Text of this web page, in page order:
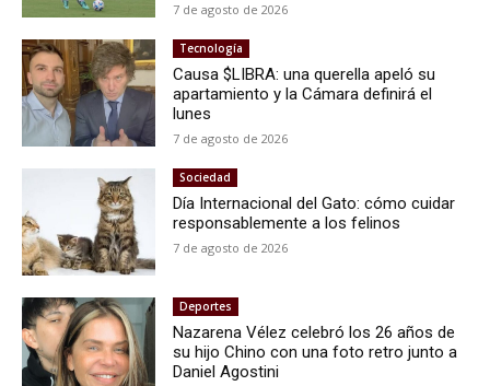
7 de agosto de 2026
Tecnología
Causa $LIBRA: una querella apeló su
apartamiento y la Cámara definirá el
lunes
7 de agosto de 2026
Sociedad
Día Internacional del Gato: cómo cuidar
responsablemente a los felinos
7 de agosto de 2026
Deportes
Nazarena Vélez celebró los 26 años de
su hijo Chino con una foto retro junto a
Daniel Agostini